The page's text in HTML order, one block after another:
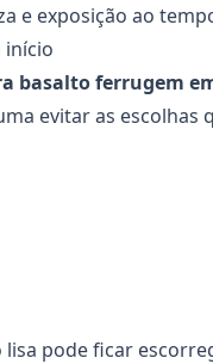
e exposição ao
início
basalto ferrugem
evitar as escolhas
pode ficar